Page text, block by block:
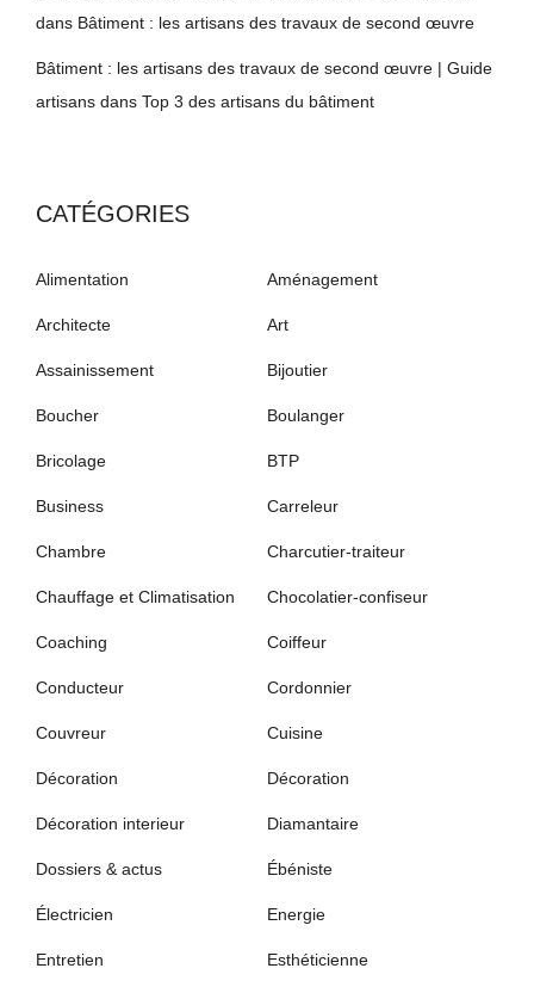
dans Bâtiment : les artisans des travaux de second œuvre
Bâtiment : les artisans des travaux de second œuvre | Guide
artisans dans Top 3 des artisans du bâtiment
CATÉGORIES
Alimentation Aménagement
Architecte Art
Assainissement Bijoutier
Boucher Boulanger
Bricolage BTP
Business Carreleur
Chambre Charcutier-traiteur
Chauffage et Climatisation Chocolatier-confiseur
Coaching Coiffeur
Conducteur Cordonnier
Couvreur Cuisine
Décoration Décoration
Décoration interieur Diamantaire
Dossiers & actus Ébéniste
Électricien Energie
Entretien Esthéticienne